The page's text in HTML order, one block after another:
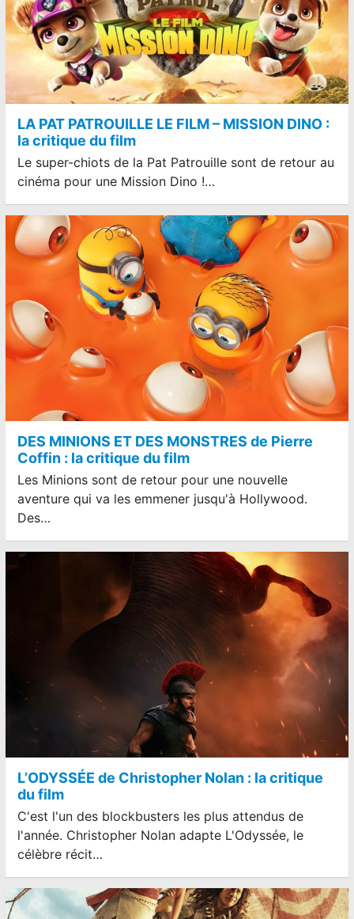
LA PAT PATROUILLE LE FILM – MISSION DINO :
la critique du film
Le super-chiots de la Pat Patrouille sont de retour au
cinéma pour une Mission Dino !…
DES MINIONS ET DES MONSTRES de Pierre
Coffin : la critique du film
Les Minions sont de retour pour une nouvelle
aventure qui va les emmener jusqu'à Hollywood.
Des…
L’ODYSSÉE de Christopher Nolan : la critique
du film
C'est l'un des blockbusters les plus attendus de
l'année. Christopher Nolan adapte L'Odyssée, le
célèbre récit…